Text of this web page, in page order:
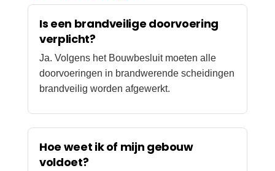
Is een brandveilige doorvoering
verplicht?
Ja. Volgens het Bouwbesluit moeten alle
doorvoeringen in brandwerende scheidingen
brandveilig worden afgewerkt.
Hoe weet ik of mijn gebouw
voldoet?